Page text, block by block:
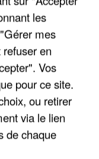
les
mes
en
Vos
pour ce site.
ou retirer
via le lien
de chaque